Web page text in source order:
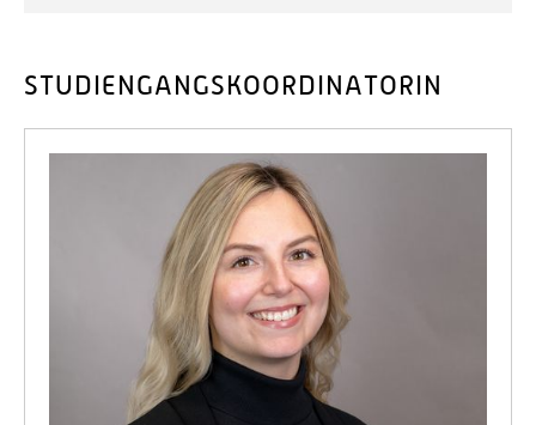
STUDIENGANGSKOORDINATORIN